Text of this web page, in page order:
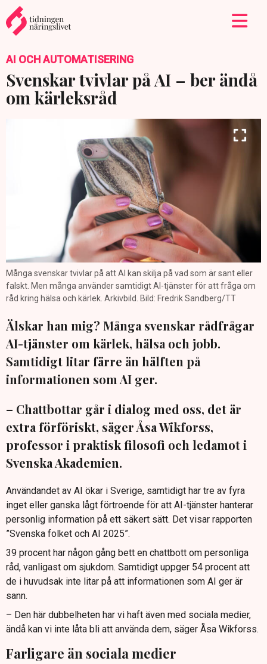
AI OCH AUTOMATISERING
Svenskar tvivlar på AI – ber ändå
om kärleksråd
Många svenskar tvivlar på att AI kan skilja på vad som är sant eller
falskt. Men många använder samtidigt AI-tjänster för att fråga om
råd kring hälsa och kärlek. Arkivbild. Bild: Fredrik Sandberg/TT
Älskar han mig? Många svenskar rådfrågar
AI-tjänster om kärlek, hälsa och jobb.
Samtidigt litar färre än hälften på
informationen som AI ger.
– Chattbottar går i dialog med oss, det är
extra förföriskt, säger Åsa Wikforss,
professor i praktisk filosofi och ledamot i
Svenska Akademien.
Användandet av AI ökar i Sverige, samtidigt har tre av fyra
inget eller ganska lågt förtroende för att AI-tjänster hanterar
personlig information på ett säkert sätt. Det visar rapporten
”Svenska folket och AI 2025”.
39 procent har någon gång bett en chattbott om personliga
råd, vanligast om sjukdom. Samtidigt uppger 54 procent att
de i huvudsak inte litar på att informationen som AI ger är
sann.
– Den här dubbelheten har vi haft även med sociala medier,
ändå kan vi inte låta bli att använda dem, säger Åsa Wikforss.
Farligare än sociala medier